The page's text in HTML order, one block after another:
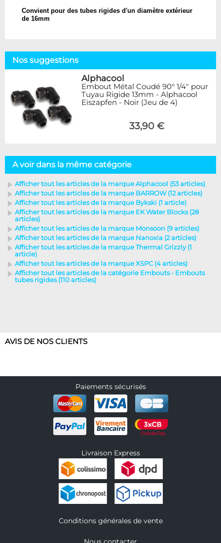
Convient pour des tubes rigides d'un diamètre extérieur
de 16mm
Nos suggestions
Alphacool
Embout Métal Coudé 90° 1/4" pour
Tuyau Rigide 13mm - Alphacool
Eiszapfen - Noir (Jeu de 4)
33,90 €
A voir dans la même catégorie
Afficher tout les articles de la marque Alphacool (53 articles)
Afficher tout les articles de la marque BARROW (12 articles)
Afficher tout les articles de la marque Bykski (1 article)
Afficher tout les articles de la marque EK Water Blocks (28
articles)
Afficher tout les articles de la marque Monsoon (9 articles)
Afficher tout les articles de la marque Nanoxia (2 articles)
Afficher tout les articles de la marque Thermal Grizzly (1
article)
Afficher tout les articles de la marque XSPC (4 articles)
Afficher tout les articles de la catégorie Embouts - Embouts
tubes rigides (110 articles)
AVIS DE NOS CLIENTS
Paiements sécurisés
Livraison Express
Conditions générales de vente